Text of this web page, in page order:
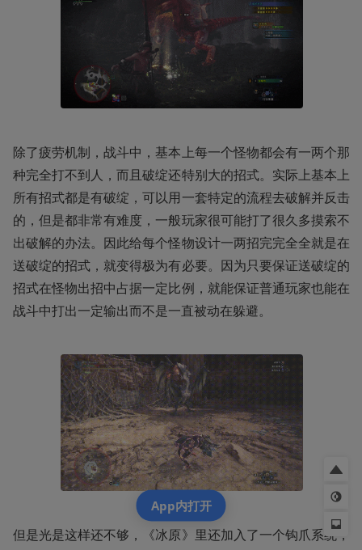
除了疲劳机制，战斗中，基本上每一个怪物都会有一两个那
种完全打不到人，而且破绽还特别大的招式。实际上基本上
所有招式都是有破绽，可以用一套特定的流程去破解并反击
的，但是都非常有难度，一般玩家很可能打了很久多摸索不
出破解的办法。因此给每个怪物设计一两招完完全全就是在
送破绽的招式，就变得极为有必要。因为只要保证送破绽的
招式在怪物出招中占据一定比例，就能保证普通玩家也能在
战斗中打出一定输出而不是一直被动在躲避。
但是光是这样还不够，《冰原》里还加入了一个钩爪系统，
App内打开